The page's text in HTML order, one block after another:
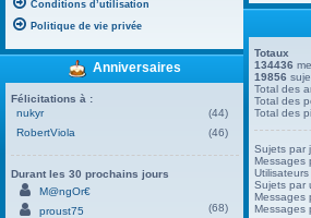
Conditions d’utilisation
Politique de vie privée
Anniversaires
Félicitations à :
nukyr
(44)
RobertViola
(46)
Durant les 30 prochains jours
M@ngOr€
proust75
(68)
Totaux
134436
19856
Total des
Total des
Total des
Sujets par
Messages
Sujets par
Messages
Messages